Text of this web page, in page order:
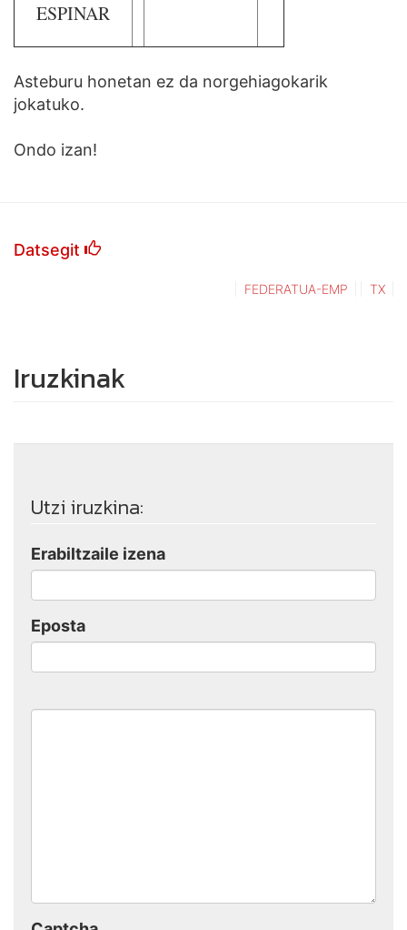
ESPINAR
Asteburu honetan ez da norgehiagokarik
jokatuko.
Ondo izan!
Datsegit
FEDERATUA-EMP TX
Iruzkinak
Utzi iruzkina:
Erabiltzaile izena
Eposta